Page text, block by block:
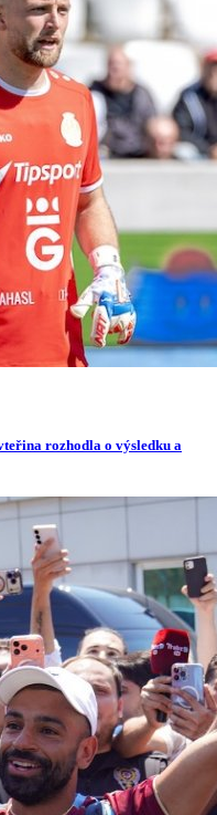
rozhodla o výsledku a